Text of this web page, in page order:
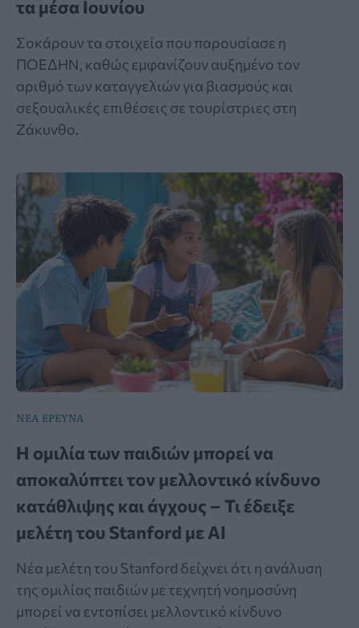
τα μέσα Ιουνίου
Σοκάρουν τα στοιχεία που παρουσίασε η
ΠΟΕΔΗΝ, καθώς εμφανίζουν αυξημένο τον
αριθμό των καταγγελιών για βιασμούς και
σεξουαλικές επιθέσεις σε τουρίστριες στη
Ζάκυνθο.
ΝΕΑ ΕΡΕΥΝΑ
Η ομιλία των παιδιών μπορεί να
αποκαλύπτει τον μελλοντικό κίνδυνο
κατάθλιψης και άγχους – Τι έδειξε
μελέτη του Stanford με AI
Νέα μελέτη του Stanford δείχνει ότι η ανάλυση
της ομιλίας παιδιών με τεχνητή νοημοσύνη
μπορεί να εντοπίσει μελλοντικό κίνδυνο